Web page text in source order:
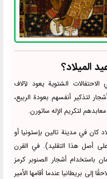
الميلاد؟
الشتوية يعود لآلاف
لتذكير أنفسهم بعودة الربيع،
لتكريم الإله ساتورن.
كان في مدينة تالين بإستونيا أو
على أصل هذا التقليد). في القرن
باستخدام أشجار الصنوبر كرمز
إلى بريطانيا عندما أقامها الأمير